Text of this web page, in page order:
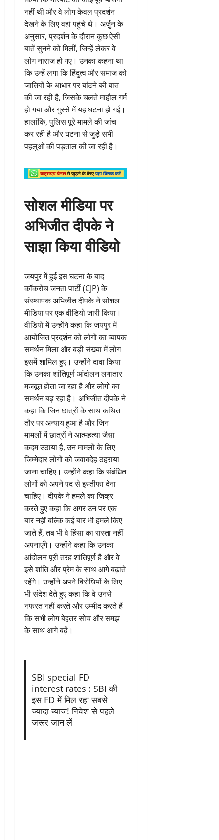
नहीं थी और वे लोग केवल प्रदर्शन
देखने के लिए वहां पहुंचे थे। अर्जुन के
अनुसार, प्रदर्शन के दौरान कुछ ऐसी
बातें सुनने को मिलीं, जिन्हें लेकर वे
लोग नाराज हो गए। उनका कहना था
कि उन्हें लगा कि हिंदुत्व और समाज को
जातियों के आधार पर बांटने की बात
की जा रही है, जिसके चलते माहौल गर्म
हो गया और गुस्से में यह घटना हो गई।
हालांकि, पुलिस पूरे मामले की जांच
कर रही है और घटना से जुड़े सभी
पहलुओं की पड़ताल की जा रही है।
सोशल मीडिया पर
अभिजीत दीपके ने
साझा किया वीडियो
जयपुर में हुई इस घटना के बाद
कॉकरोच जनता पार्टी (CJP) के
संस्थापक अभिजीत दीपके ने सोशल
मीडिया पर एक वीडियो जारी किया।
वीडियो में उन्होंने कहा कि जयपुर में
आयोजित प्रदर्शन को लोगों का व्यापक
समर्थन मिला और बड़ी संख्या में लोग
इसमें शामिल हुए। उन्होंने दावा किया
कि उनका शांतिपूर्ण आंदोलन लगातार
मजबूत होता जा रहा है और लोगों का
समर्थन बढ़ रहा है। अभिजीत दीपके ने
कहा कि जिन छात्रों के साथ कथित
तौर पर अन्याय हुआ है और जिन
मामलों में छात्रों ने आत्महत्या जैसा
कदम उठाया है, उन मामलों के लिए
जिम्मेदार लोगों को जवाबदेह ठहराया
जाना चाहिए। उन्होंने कहा कि संबंधित
लोगों को अपने पद से इस्तीफा देना
चाहिए। दीपके ने हमले का जिक्र
करते हुए कहा कि अगर उन पर एक
बार नहीं बल्कि कई बार भी हमले किए
जाते हैं, तब भी वे हिंसा का रास्ता नहीं
अपनाएंगे। उन्होंने कहा कि उनका
आंदोलन पूरी तरह शांतिपूर्ण है और वे
इसे शांति और प्रेम के साथ आगे बढ़ाते
रहेंगे। उन्होंने अपने विरोधियों के लिए
भी संदेश देते हुए कहा कि वे उनसे
नफरत नहीं करते और उम्मीद करते हैं
कि सभी लोग बेहतर सोच और समझ
के साथ आगे बढ़ें।
SBI special FD
interest rates : SBI की
इस FD में मिल रहा सबसे
ज्यादा ब्याज! निवेश से पहले
जरूर जान लें